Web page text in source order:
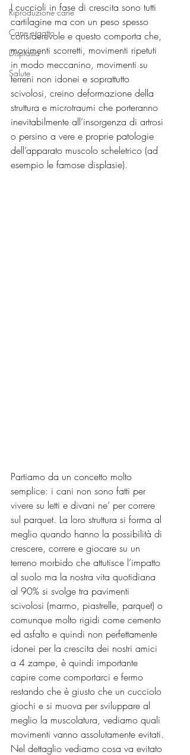
Riproduzione cane
Cane e gatto
Displasia
Salute
I cuccioli in fase di crescita sono tutti
cartilagine ma con un peso spesso
considerevole e questo comporta che,
movimenti scorretti, movimenti ripetuti
in modo meccanino, movimenti su
terreni non idonei e soprattutto
scivolosi, creino deformazione della
struttura e microtraumi che porteranno
inevitabilmente all’insorgenza di artrosi
o persino a vere e proprie patologie
dell’apparato muscolo scheletrico (ad
esempio le famose displasie).
Partiamo da un concetto molto
semplice: i cani non sono fatti per
vivere su letti e divani ne’ per correre
sul parquet. La loro struttura si forma al
meglio quando hanno la possibilità di
crescere, correre e giocare su un
terreno morbido che attutisce l’impatto
al suolo ma la nostra vita quotidiana
al 90% si svolge tra pavimenti
scivolosi (marmo, piastrelle, parquet) o
comunque molto rigidi come cemento
ed asfalto e quindi non perfettamente
idonei per la crescita dei nostri amici
a 4 zampe, è quindi importante
capire come comportarci e fermo
restando che è giusto che un cucciolo
giochi e si muova per sviluppare al
meglio la muscolatura, vediamo quali
movimenti vanno assolutamente evitati.
Nel dettaglio vediamo cosa va evitato